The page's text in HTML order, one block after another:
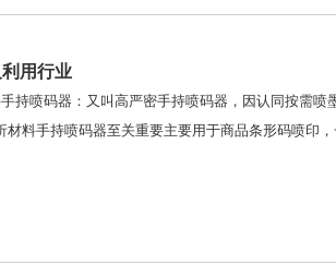
用行业
持喷码器：又叫高严密手持喷码器，因认同按需
材料手持喷码器至关重要主要用于商品条形码喷印